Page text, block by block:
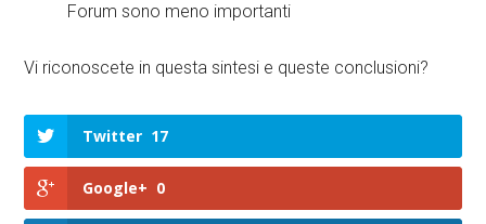
Forum sono meno importanti
Vi riconoscete in questa sintesi e queste conclusioni?
Twitter 17
Google+ 0